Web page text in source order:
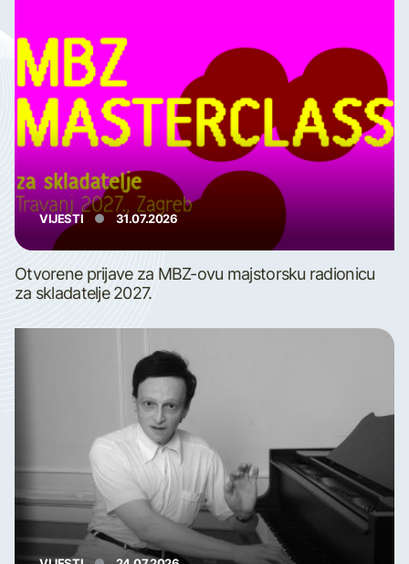
VIJESTI 31.07.2026
Otvorene prijave za MBZ-ovu majstorsku radionicu
za skladatelje 2027.